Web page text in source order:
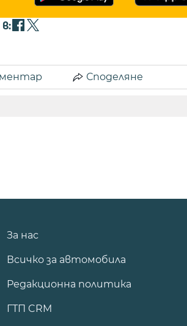
Споделяне
За нас
Всичко за автомобила
Редакционна политика
ГТП CRM